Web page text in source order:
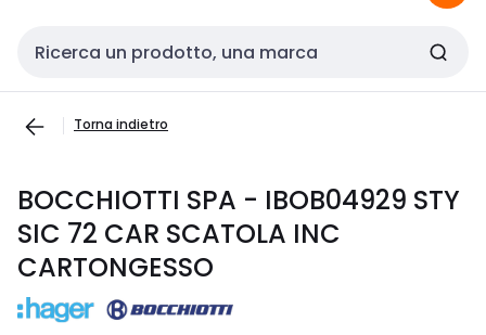
Cerca input
Torna indietro
BOCCHIOTTI SPA - IBOB04929 STY
SIC 72 CAR SCATOLA INC
CARTONGESSO